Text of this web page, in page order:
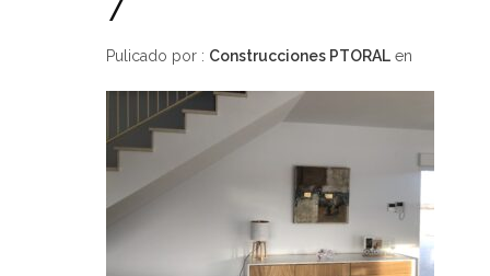
Pulicado por : Construcciones PTORAL en